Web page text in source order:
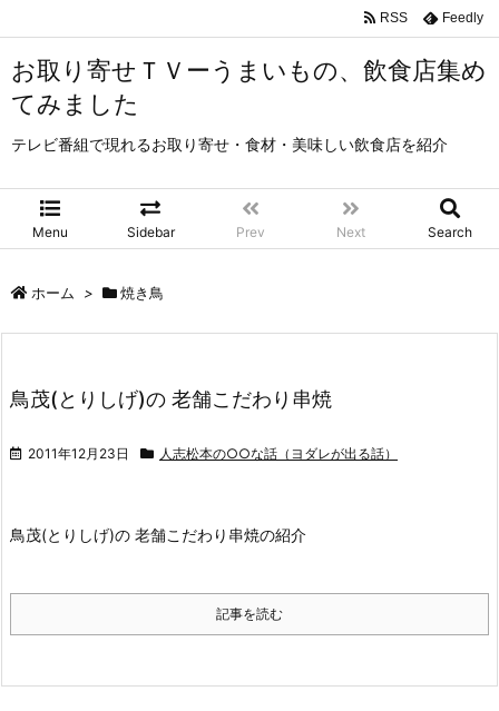
お取り寄せＴＶーうまいもの、飲食店集め
てみました
テレビ番組で現れるお取り寄せ・食材・美味しい飲食店を紹介
Menu Sidebar Prev Next Search
RSS Feedly
ホーム > 焼き鳥
鳥茂(とりしげ)の 老舗こだわり串焼
2011年12月23日 人志松本の○○な話（ヨダレが出る話）
鳥茂(とりしげ)の 老舗こだわり串焼の紹介
記事を読む